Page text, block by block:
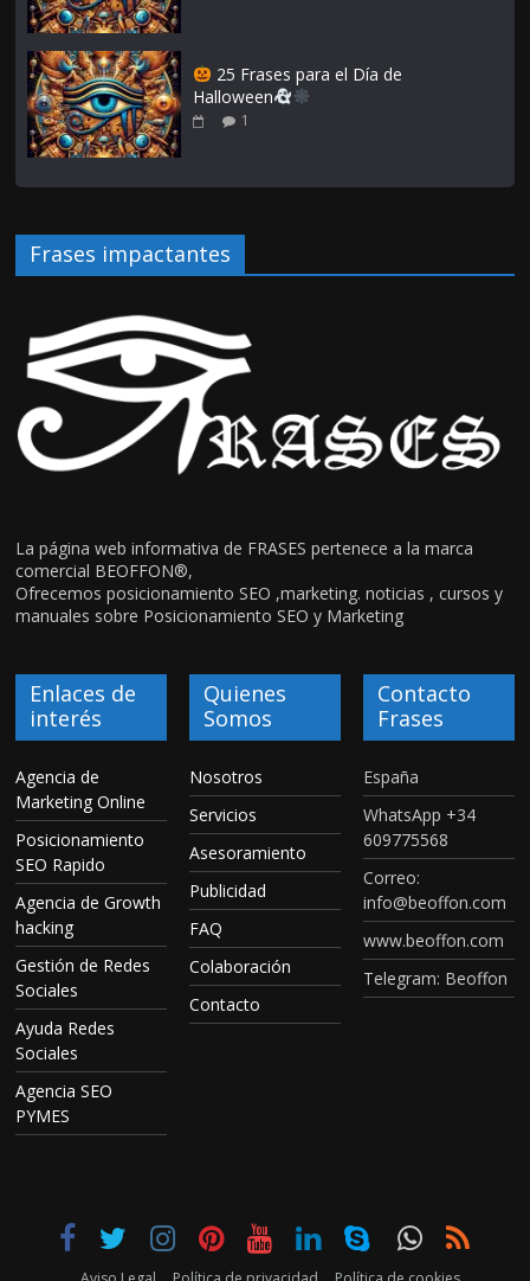
25 Frases para el Día de
Halloween
1
Frases impactantes
La página web informativa de FRASES pertenece a la marca
comercial BEOFFON®,
Ofrecemos posicionamiento SEO ,marketing. noticias , cursos y
manuales sobre Posicionamiento SEO y Marketing
Enlaces de
interés
Agencia de
Marketing Online
Posicionamiento
SEO Rapido
Agencia de Growth
hacking
Gestión de Redes
Sociales
Ayuda Redes
Sociales
Agencia SEO
PYMES
Quienes
Somos
Nosotros
Servicios
Asesoramiento
Publicidad
FAQ
Colaboración
Contacto
Contacto
Frases
España
WhatsApp +34
609775568
Correo:
info@beoffon.com
www.beoffon.com
Telegram: Beoffon